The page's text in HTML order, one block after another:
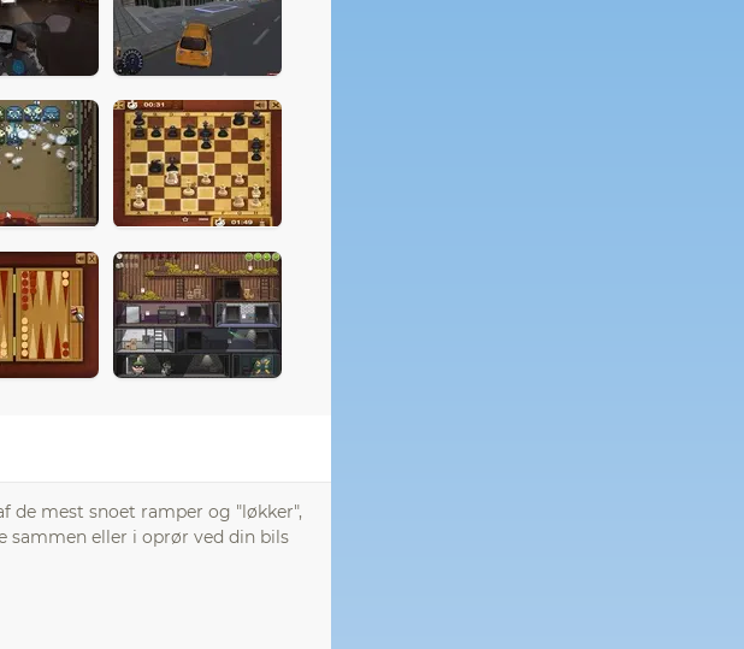
de mest snoet ramper og "løkker",
sammen eller i oprør ved din bils